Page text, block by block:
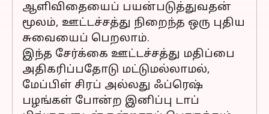
ஆளிவிதையைப் பயன்படுத்துவதன்
மூலம், ஊட்டச்சத்து நிறைந்த ஒரு புதிய
சுவையைப் பெறலாம்.
இந்த சேர்க்கை ஊட்டச்சத்து மதிப்பை
அதிகரிப்பதோடு மட்டுமல்லாமல்,
மேப்பிள் சிரப் அல்லது ஃப்ரெஷ்
பழங்கள் போன்ற இனிப்பு டாப்